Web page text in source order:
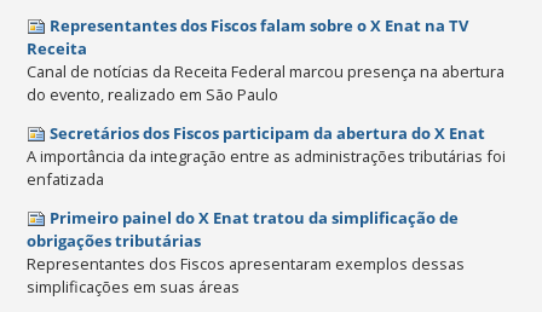
Representantes dos Fiscos falam sobre o X Enat na TV
Receita
Canal de notícias da Receita Federal marcou presença na abertura
do evento, realizado em São Paulo
Secretários dos Fiscos participam da abertura do X Enat
A importância da integração entre as administrações tributárias foi
enfatizada
Primeiro painel do X Enat tratou da simplificação de
obrigações tributárias
Representantes dos Fiscos apresentaram exemplos dessas
simplificações em suas áreas